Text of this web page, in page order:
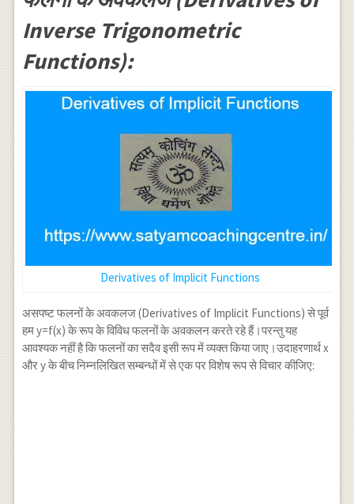
Inverse Trigonometric
Functions):
Derivatives of Implicit Functions
असपष्ट फलनों के अवकलज (Derivatives of Implicit Functions) से पूर्व
हम y=f(x) के रूप के विविध फलनों के अवकलन करते रहे हैं।परन्तु यह
आवश्यक नहीं है कि फलनों का सदैव इसी रूप में व्यक्त किया जाए।उदाहरणार्थ x
और y के बीच निम्नलिखित सम्बन्धों में से एक पर विशेष रूप से विचार कीजिए: